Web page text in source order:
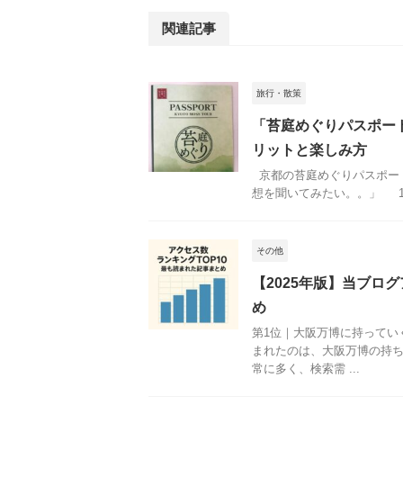
関連記事
旅行・散策
「苔庭めぐりパスポ
リットと楽しみ方
京都の苔庭めぐりパスポ
想を聞いてみたい。。」
その他
【2025年版】当ブロ
め
第1位｜大阪万博に持って
まれたのは、大阪万博の持
常に多く、検索需 ...